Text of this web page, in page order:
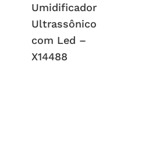
Umidificador
Ultrassônico
com Led –
X14488